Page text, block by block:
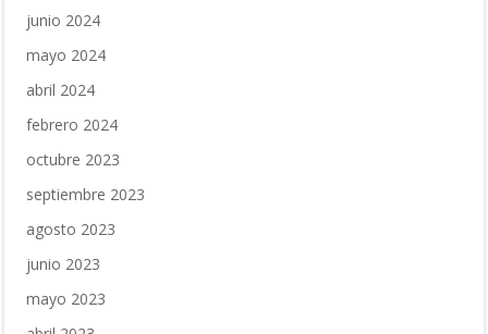
junio 2024
mayo 2024
abril 2024
febrero 2024
octubre 2023
septiembre 2023
agosto 2023
junio 2023
mayo 2023